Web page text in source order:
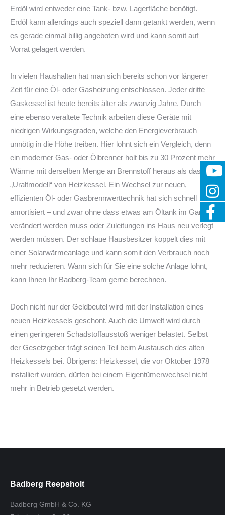
Erdöl wird entweder eine Tank- bzw. Lagerfläche benötigt.
Erdöl kann allerdings auch speziell dann getankt werden, wenn
es gerade einmal billig angeboten wird und kann somit auf
Vorrat gelagert werden.
In vielen Haushalten hat man sich bereits schon vor längerer
Zeit für eine Öl- oder Gasheizung entschlossen. Jeder dritte
Gaskessel ist heute bereits älter als zwanzig Jahre. Durch
eine ebenso veraltete Technik arbeiten diese Geräte mit
niedrigen Wirkungsgraden, welche den Energieverbrauch
unnötig in die Höhe treiben. Hier lohnt sich ein Vergleich, denn
ein moderner Gas- oder Ölbrenner holt bis zu 30 Prozent mehr
Wärme mit derselben Menge an Brennstoff heraus als das
„Uraltmodell“ von Heizkessel. Ein Wechsel zur neuen,
effizienten Öl- oder Gasbrennwerttechnik hat sich schnell
amortisiert – und zwar ohne dass etwas am Öltank im Garten
verändert werden muss oder Zuleitungen ins Haus neu verlegt
werden müssen. Der schlaue Hausbesitzer koppelt dies mit
einer Solarwärmeanlage und kann somit den Verbrauch noch
mehr reduzieren. Wann sich für Sie eine solche Anlage lohnt,
kann Ihnen Ihr Badberg-Team gerne berechnen.
Doch nicht nur der Geldbeutel wird mit der Installation eines
neuen Heizkessels geschont. Auch die Umwelt wird durch
einen geringeren Schadstoffausstoß weniger belastet. Selbst
der Gesetzgeber trägt seinen Teil beim Austausch des alten
Heizkessels bei. Übrigens: Heizkessel, die vor Oktober 1978
installiert wurden, dürfen bei einem Eigentümerwechsel nicht
mehr in Betrieb gesetzt werden.
Badberg Reepsholt
Badberg GmbH & Co. KG